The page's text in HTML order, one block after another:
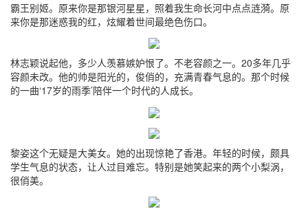
霸王别姬。原来你是那银河星星，照着我生命长河中点点涟漪。原
来你是那迷惑我的红，炫耀着世间最绝色伤口。
林志颖说起他，多少人羡慕嫉妒恨了。不老容颜之一。20多年几乎
容颜未改。他的帅是阳光的，俊俏的，充满青春气息的。那个时候
的一曲‘17岁的雨季’陪伴一个时代的人成长。
黎姿这个无疑是大美女。她的出现惊艳了香港。年轻的时候，颇具
学生气息的状态，让人过目难忘。特别是她笑起来的两个小梨涡，
很俏美。